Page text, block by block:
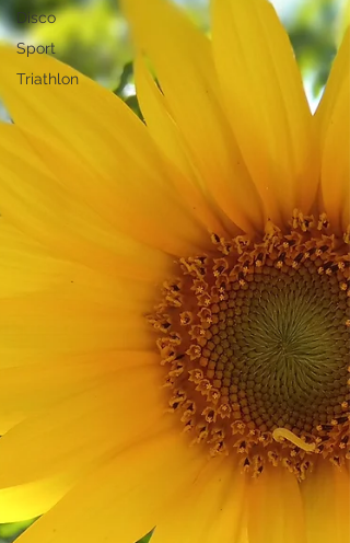
Disco
Sport
Triathlon